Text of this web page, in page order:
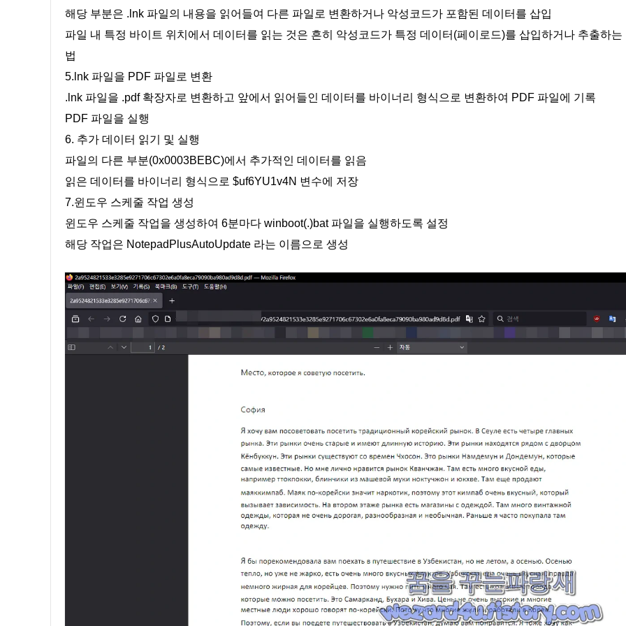
해당 부분은 .lnk 파일의 내용을 읽어들여 다른 파일로 변환하거나 악성코드가 포함된 데이터를 삽입
파일 내 특정 바이트 위치에서 데이터를 읽는 것은 흔히 악성코드가 특정 데이터(페이로드)를 삽입하거나 추출하는
법
5.lnk 파일을 PDF 파일로 변환
.lnk 파일을 .pdf 확장자로 변환하고 앞에서 읽어들인 데이터를 바이너리 형식으로 변환하여 PDF 파일에 기록
PDF 파일을 실행
6. 추가 데이터 읽기 및 실행
파일의 다른 부분(0x0003BEBC)에서 추가적인 데이터를 읽음
읽은 데이터를 바이너리 형식으로 $uf6YU1v4N 변수에 저장
7.윈도우 스케줄 작업 생성
윈도우 스케줄 작업을 생성하여 6분마다 winboot(.)bat 파일을 실행하도록 설정
해당 작업은 NotepadPlusAutoUpdate 라는 이름으로 생성